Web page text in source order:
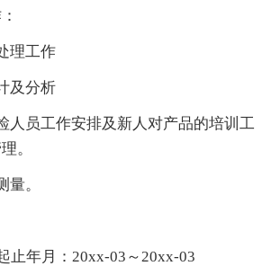
工作
分析
员工作安排及新人对产品的培训工
。
。
年月：20xx-03～20xx-03